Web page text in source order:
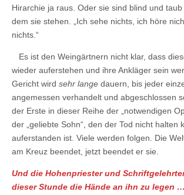
Hirarchie ja raus. Oder sie sind blind und
dem sie stehen. „Ich sehe nichts, ich höre
nichts.“
Es ist den Weingärtnern nicht klar, dass
wieder auferstehen und ihre Ankläger sein
Gericht wird sehr lange dauern, bis jeder
angemessen verhandelt und abgeschlossen
der Erste in dieser Reihe der „notwendigen
der „geliebte Sohn“, den der Tod nicht halten
auferstanden ist. Viele werden folgen. Die
am Kreuz beendet, jetzt beendet er sie.
Und die Hohenpriester und
dieser Stunde die Hände an ihn zu legen